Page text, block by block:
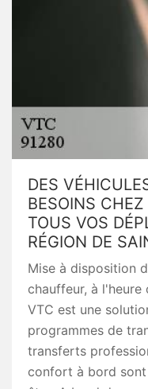
DES
BESOINS
TOUS VOS
RÉGION DE
Mise à disposition
chauffeur, à
VTC est une
programmes de
transferts
confort à bord